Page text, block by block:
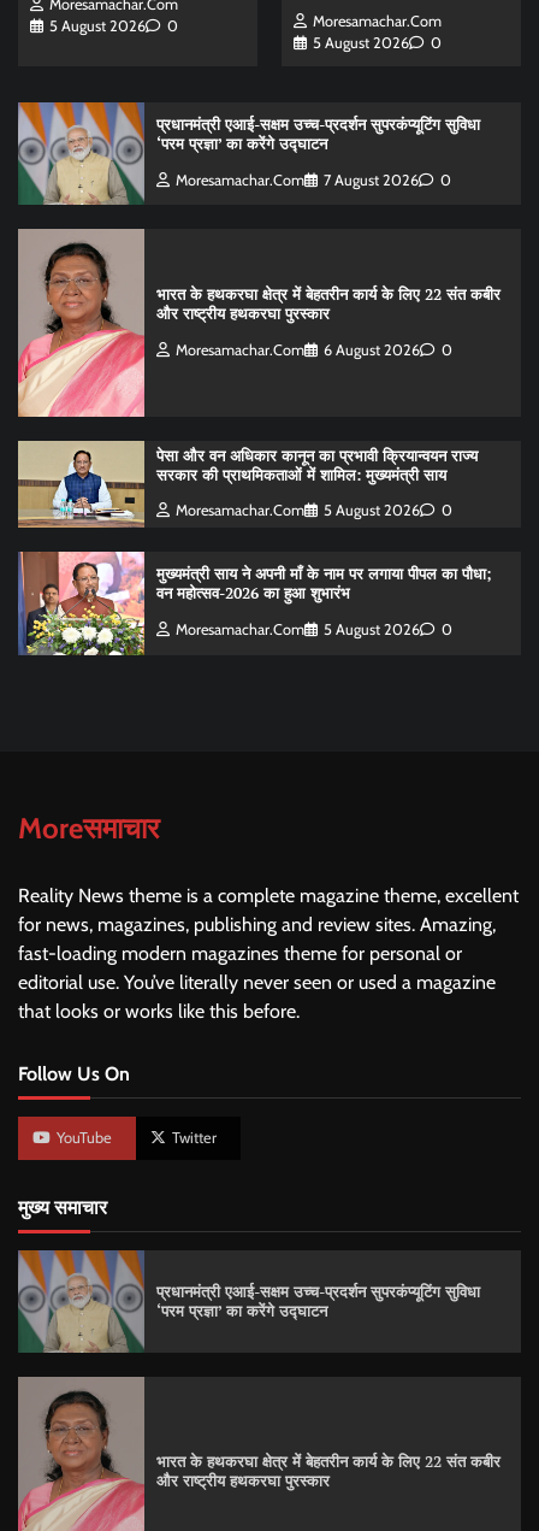
Moresamachar.com
5 August 2026
0
Moresamachar.com
5 August 2026
0
प्रधानमंत्री एआई-सक्षम उच्च-प्रदर्शन सुपरकंप्यूटिंग सुविधा
‘परम प्रज्ञा’ का करेंगे उद्घाटन
Moresamachar.com 7 August 2026 0
भारत के हथकरघा क्षेत्र में बेहतरीन कार्य के लिए 22 संत कबीर
और राष्ट्रीय हथकरघा पुरस्कार
Moresamachar.com 6 August 2026 0
पेसा और वन अधिकार कानून का प्रभावी क्रियान्वयन राज्य
सरकार की प्राथमिकताओं में शामिल: मुख्यमंत्री साय
Moresamachar.com 5 August 2026 0
मुख्यमंत्री साय ने अपनी माँ के नाम पर लगाया पीपल का पौधा;
वन महोत्सव-2026 का हुआ शुभारंभ
Moresamachar.com 5 August 2026 0
Moreसमाचार
Reality News theme is a complete magazine theme, excellent
for news, magazines, publishing and review sites. Amazing,
fast-loading modern magazines theme for personal or
editorial use. You’ve literally never seen or used a magazine
that looks or works like this before.
Follow Us On
YouTube Twitter
मुख्य समाचार
प्रधानमंत्री एआई-सक्षम उच्च-प्रदर्शन सुपरकंप्यूटिंग सुविधा
‘परम प्रज्ञा’ का करेंगे उद्घाटन
भारत के हथकरघा क्षेत्र में बेहतरीन कार्य के लिए 22 संत कबीर
और राष्ट्रीय हथकरघा पुरस्कार